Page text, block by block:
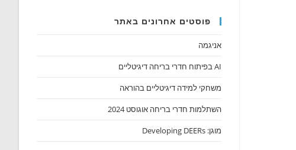
פוסטים אחרונים באתר
אניגמה
AI בפיתוח חדרי בריחה דיגיטליים
משחקי למידה דיגיטליים בהוראה
השתלמות חדרי בריחה אוגוסט 2024
מוגן: Developing DEERs